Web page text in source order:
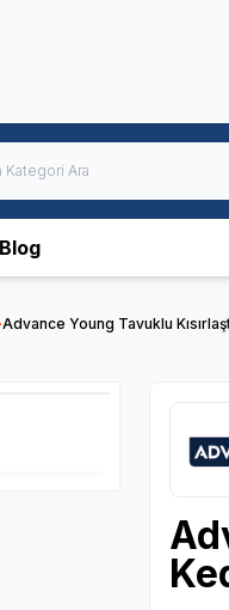
Blog
Advance Young Tavuklu